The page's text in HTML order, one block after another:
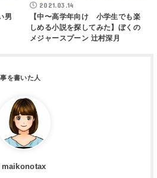
男
2021.03.14
【中〜高学年向け 小学生でも楽
しめる小説を探してみた】ぼくの
メジャースプーン 辻村深月
maikonotax